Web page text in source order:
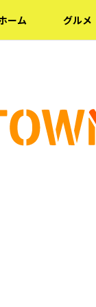
ーム グルメ